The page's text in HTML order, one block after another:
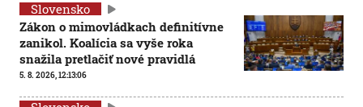
Slovensko
Zákon o mimovládkach definitívne
zanikol. Koalícia sa vyše roka
snažila pretlačiť nové pravidlá
5. 8. 2026, 12:13:06